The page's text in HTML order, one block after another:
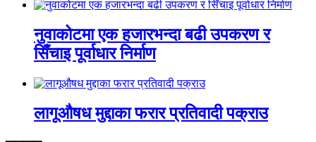
नुवाकोटमा एक हजारभन्दा बढी उपकरण र
सिँचाइ पूर्वाधार निर्माण
लागूऔषध मुद्दाका फरार प्रतिवादी पक्राउ